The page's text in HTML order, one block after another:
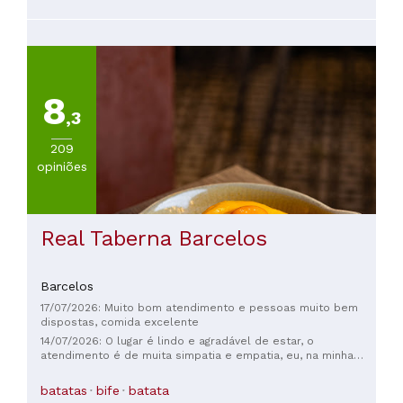
8,3
209
opiniões
Real Taberna Barcelos
Barcelos
17/07/2026: Muito bom atendimento e pessoas muito bem
dispostas, comida excelente
14/07/2026: O lugar é lindo e agradável de estar, o
atendimento é de muita simpatia e empatia, eu, na minha
diferenciada, onde todos os enchidos foram passados pela
chapa para um cozimento. A entrada de pão de alho
batatas bife batata